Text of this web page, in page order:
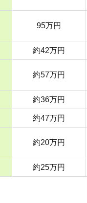
95万円
約42万円
約57万円
約36万円
約47万円
約20万円
約25万円